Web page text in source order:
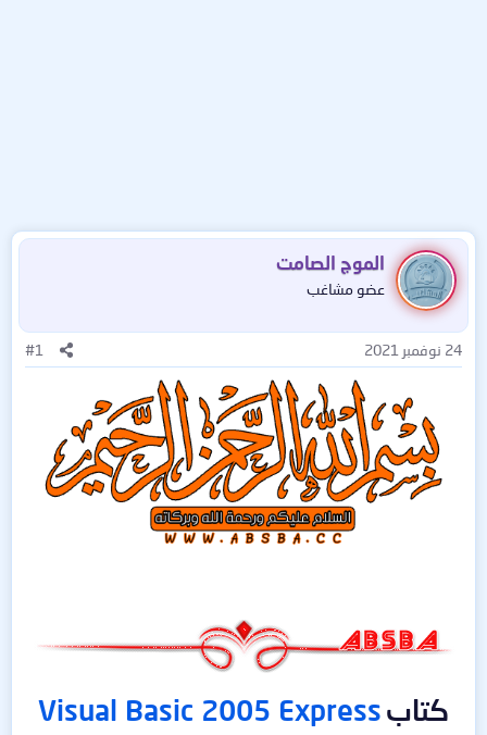
الموج الصامت
عضو مشاغب
24 نوفمبر 2021 #1
كتابVisual Basic 2005 Express